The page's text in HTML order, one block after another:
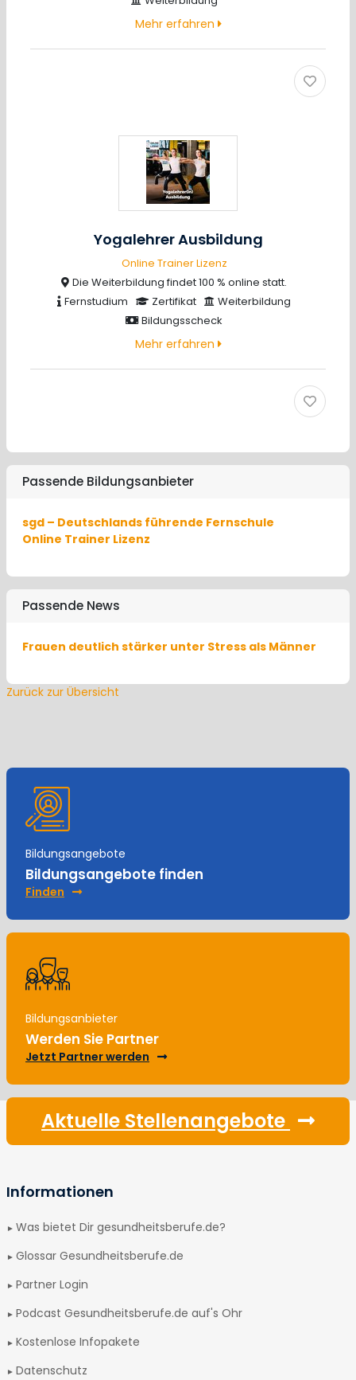
Mehr erfahren
Yogalehrer Ausbildung
Online Trainer Lizenz
Die Weiterbildung findet 100 % online statt.
Fernstudium
Zertifikat
Weiterbildung
Bildungsscheck
Mehr erfahren
Passende Bildungsanbieter
sgd – Deutschlands führende Fernschule
Online Trainer Lizenz
Passende News
Frauen deutlich stärker unter Stress als Männer
Zurück zur Übersicht
Bildungsangebote
Bildungsangebote finden
Finden
Bildungsanbieter
Werden Sie Partner
Jetzt Partner werden
Aktuelle Stellenangebote
Informationen
Was bietet Dir gesundheitsberufe.de?
Glossar Gesundheitsberufe.de
Partner Login
Podcast Gesundheitsberufe.de auf's Ohr
Kostenlose Infopakete
Datenschutz